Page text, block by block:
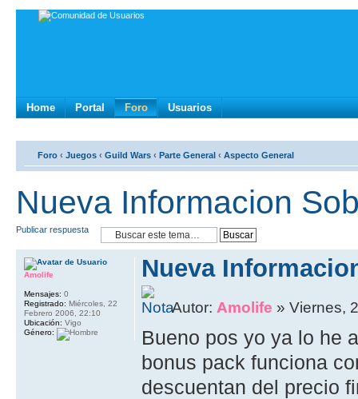
Home Portal Foro Usuarios
Foro ‹ Juegos ‹ Guild Wars ‹ Parte General ‹ Aspecto General
Nueva Informacion
Publicar respuesta
Nueva
Autor: Amolife » Viernes,
Bueno pos yo ya lo he
bonus pack funciona
descuentan del precio
Amolife
Mensajes: 0
Registrado: Miércoles, 22
Febrero 2006, 22:10
Ubicación: Vigo
Género: